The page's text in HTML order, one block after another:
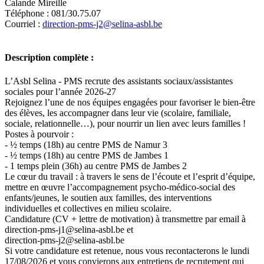
Calande Mireille
Téléphone : 081/30.75.07
Courriel : direction-pms-j2@selina-asbl.be
Description complète :
L’Asbl Selina - PMS recrute des assistants sociaux/assistantes
sociales pour l’année 2026-27
Rejoignez l’une de nos équipes engagées pour favoriser le bien-être
des élèves, les accompagner dans leur vie (scolaire, familiale,
sociale, relationnelle…), pour nourrir un lien avec leurs familles !
Postes à pourvoir :
- ½ temps (18h) au centre PMS de Namur 3
- ½ temps (18h) au centre PMS de Jambes 1
- 1 temps plein (36h) au centre PMS de Jambes 2
Le cœur du travail : à travers le sens de l’écoute et l’esprit d’équipe,
mettre en œuvre l’accompagnement psycho-médico-social des
enfants/jeunes, le soutien aux familles, des interventions
individuelles et collectives en milieu scolaire.
Candidature (CV + lettre de motivation) à transmettre par email à
direction-pms-j1@selina-asbl.be et
direction-pms-j2@selina-asbl.be
Si votre candidature est retenue, nous vous recontacterons le lundi
17/08/2026 et vous convierons aux entretiens de recrutement qui